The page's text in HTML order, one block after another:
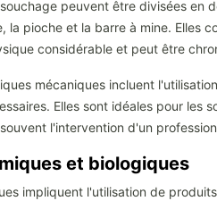
peuvent être divisées en
la pioche et la barre à mine. Elles
considérable et peut être
mécaniques incluent
Elles sont idéales pour
l'intervention d'un
et biologiques
impliquent l'utilisation de